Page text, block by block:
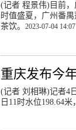
(记者 程景伟)目前，
时值盛夏，广州番
茶饮。 2023-07-04 14:07
重庆发布今
(记者 刘相琳)记者4
日11时水位198.64